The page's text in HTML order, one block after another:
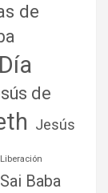
de
de
Jesús
Liberación
Baba